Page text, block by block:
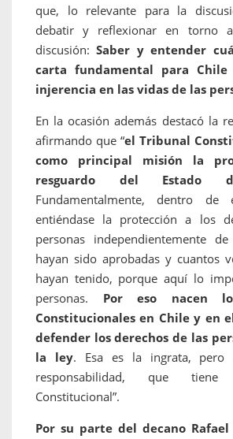
que, lo relevante para la
debatir y reflexionar en torno
discusión:Saber y entender
carta fundamental para
injerencia en las vidas de las
En la ocasión además destacó la
afirmando que “el Tribunal
como principal misión la
resguardo del Estado
Fundamentalmente, dentro de
entiéndase la protección a los
personas independientemente
hayan sido aprobadas y cuantos
hayan tenido, porque aquí lo
personas. Por eso nacen
Constitucionales en Chile y en
defender los derechos de las
la ley. Esa es la ingrata, pero
responsabilidad, que
Constitucional”.
Por su parte del decano Rafael